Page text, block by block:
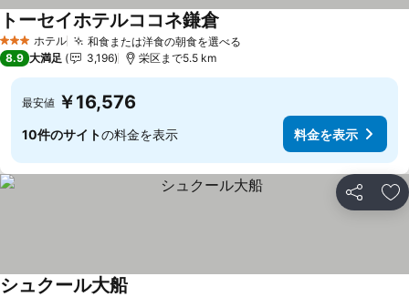
3 ホテルのランク
ホテル 和食または洋食の朝食を選べる
トーセイホテルココネ鎌倉
8.9 大満足 3,196 栄区まで5.5 km
最安値 ￥16,576
10件のサイトの料金を表示 料金を表示
シェア お
シュクール大船